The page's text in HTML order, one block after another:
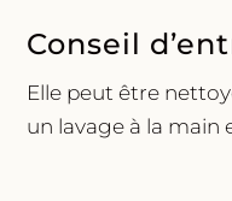
Conseil
Elle peut être
un lavage à la main